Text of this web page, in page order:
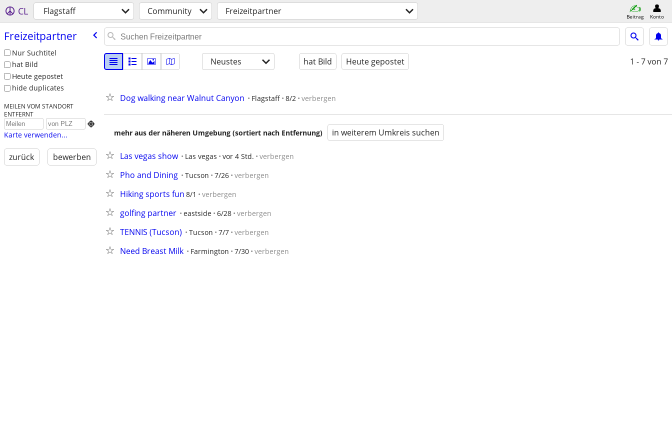
CL Flagstaff Community Freizeitpartner Beitrag Konto
Freizeitpartner
Nur Suchtitel
hat Bild
Heute gepostet
hide duplicates
MEILEN VOM STANDORT
ENTFERNT

Karte verwenden...
zurück bewerben
Neustes hat Bild Heute gepostet 1 - 7von 7
Dog walking near Walnut Canyon Flagstaff 8/2 verbergen
mehr aus der näheren Umgebung (sortiert nach Entfernung) in weiterem Umkreis suchen
Las vegas show Las vegas vor 4 Std. verbergen
Pho and Dining Tucson 7/26 verbergen
Hiking sports fun 8/1 verbergen
golfing partner eastside 6/28 verbergen
TENNIS (Tucson) Tucson 7/7 verbergen
Need Breast Milk Farmington 7/30 verbergen